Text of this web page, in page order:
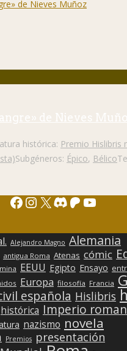
de Nieves
histórica: Premio Hislibris
Subgéneros: Épico, Bélico
Facebook
Instagram
X Discord
Patreon
Alejandro Magno Alemania
antigua Roma Atenas cómic
EEUU Egipto Ensayo
Europa filosofía Francia
española Hislibris
histórica Imperio
nazismo novela
Premios presentación